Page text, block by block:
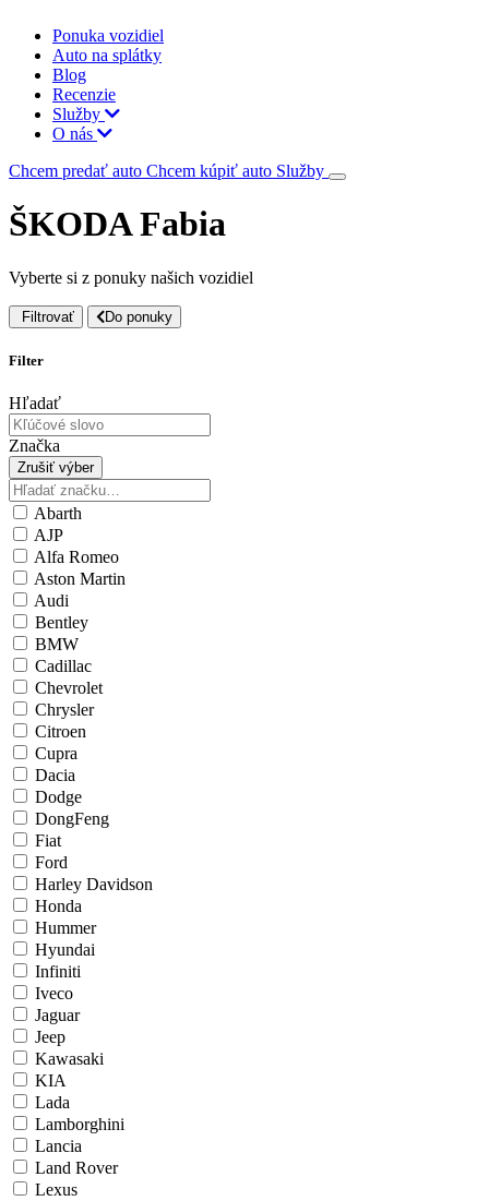
Ponuka vozidiel
Auto na splátky
Blog
Recenzie
Služby
O nás
Chcem predať auto Chcem kúpiť auto Služby
ŠKODA Fabia
Vyberte si z ponuky našich vozidiel
Filtrovať Do ponuky
Filter
Hľadať
Značka
Zrušiť výber
Abarth
AJP
Alfa Romeo
Aston Martin
Audi
Bentley
BMW
Cadillac
Chevrolet
Chrysler
Citroen
Cupra
Dacia
Dodge
DongFeng
Fiat
Ford
Harley Davidson
Honda
Hummer
Hyundai
Infiniti
Iveco
Jaguar
Jeep
Kawasaki
KIA
Lada
Lamborghini
Lancia
Land Rover
Lexus